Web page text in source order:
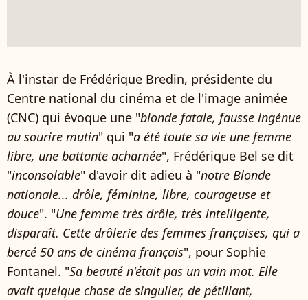
À l'instar de Frédérique Bredin, présidente du
Centre national du cinéma et de l'image animée
(CNC) qui évoque une "blonde fatale, fausse ingénue
au sourire mutin" qui "a été toute sa vie une femme
libre, une battante acharnée", Frédérique Bel se dit
"inconsolable" d'avoir dit adieu à "notre Blonde
nationale... drôle, féminine, libre, courageuse et
douce". "Une femme très drôle, très intelligente,
disparaît. Cette drôlerie des femmes françaises, qui a
bercé 50 ans de cinéma français", pour Sophie
Fontanel. "Sa beauté n'était pas un vain mot. Elle
avait quelque chose de singulier, de pétillant,